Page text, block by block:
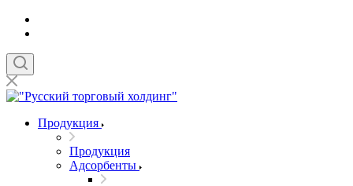
Продукция
Продукция
Адсорбенты